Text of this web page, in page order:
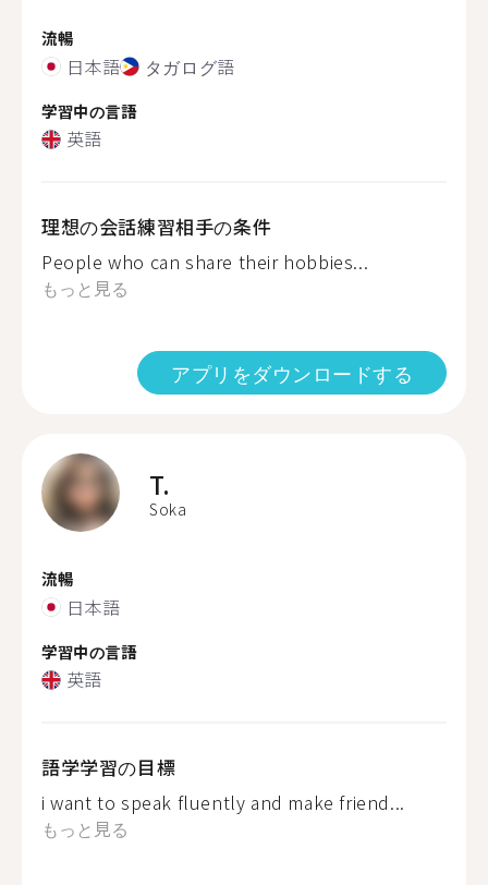
流暢
日本語 タガログ語
学習中の言語
英語
理想の会話練習相手の条件
People who can share their hobbies...
もっと見る
アプリをダウンロードする
T.
Soka
流暢
日本語
学習中の言語
英語
語学学習の目標
i want to speak fluently and make friend...
もっと見る